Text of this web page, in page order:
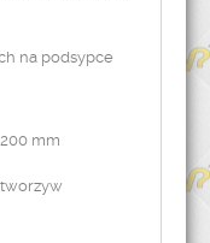
na podsypce
mm